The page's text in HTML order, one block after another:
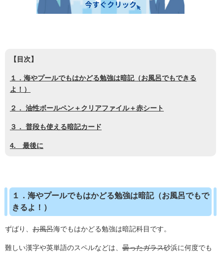
【目次】
１．海やプールでもはかどる勉強は暗記（お風呂でもできる
よ！）
２． 油性ボールペン＋クリアファイル＋赤シート
３． 普段も使える暗記カード
4. 最後に
１．海やプールでもはかどる勉強は暗記（お風呂でもで
きるよ！）
ずばり、 お風呂海でもはかどる勉強は暗記科目です。
難しい漢字や英単語のスペルなどは、 曇ったガラス砂浜に何度でも